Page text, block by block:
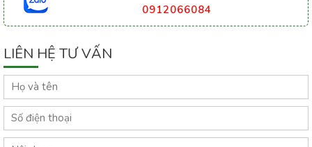
0912066084
LIÊN HỆ TƯ VẤN